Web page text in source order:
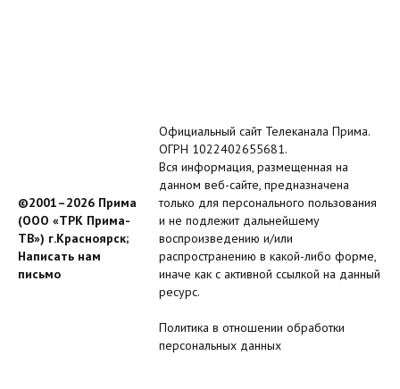
©2001–2026 Прима
(ООО «ТРК Прима-
ТВ») г.Красноярск;
Написать нам
письмо
Официальный сайт Телеканала Прима.
ОГРН 1022402655681.
Вся информация, размещенная на
данном веб-сайте, предназначена
только для персонального пользования
и не подлежит дальнейшему
воспроизведению и/или
распространению в какой-либо форме,
иначе как с активной ссылкой на данный
ресурс.
Политика в отношении обработки
персональных данных